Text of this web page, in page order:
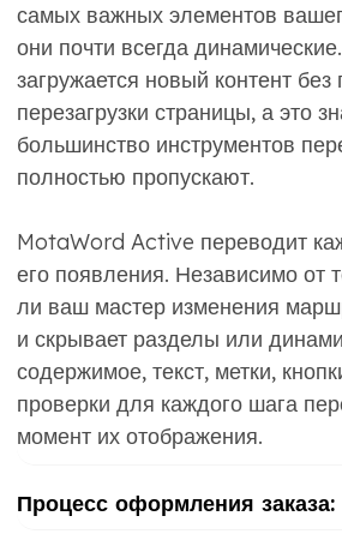
самых важных элементов
они почти всегда
загружается новый контент без
перезагрузки страницы, а это
большинство инструментов
полностью пропускают.
MotaWord Active переводит
его появления. Независимо от
ли ваш мастер изменения
и скрывает разделы или
содержимое, текст, метки,
проверки для каждого шага
момент их отображения.
Процесс оформления заказа: